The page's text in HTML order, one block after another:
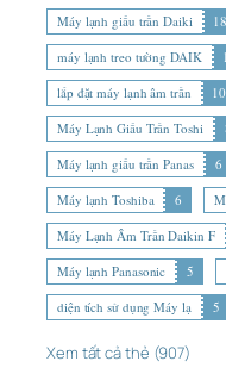
Máy lạnh giấu trần Daiki
18
máy lạnh treo tường DAIK
lắp đặt máy lạnh âm trần
10
Máy Lạnh Giấu Trần Toshi
Máy lạnh giấu trần Panas
6
Máy lạnh Toshiba
6
Máy Lạnh Âm Trần Daikin F
Máy lạnh Panasonic
5
diện tích sử dụng Máy lạ
5
Xem tất cả thẻ (907)